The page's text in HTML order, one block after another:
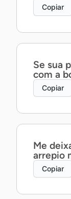
Copiar
Se sua
com a
Copiar
Me
arrepio
Copiar